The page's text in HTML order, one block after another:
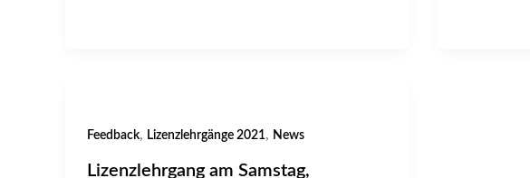
Feedback, Lizenzlehrgänge 2021, News
Lizenzlehrgang am Samstag,